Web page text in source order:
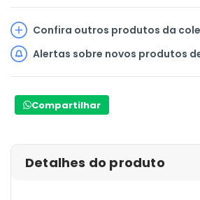
Confira outros produtos da
Alertas sobre novos produtos
Compartilhar
Detalhes do produto